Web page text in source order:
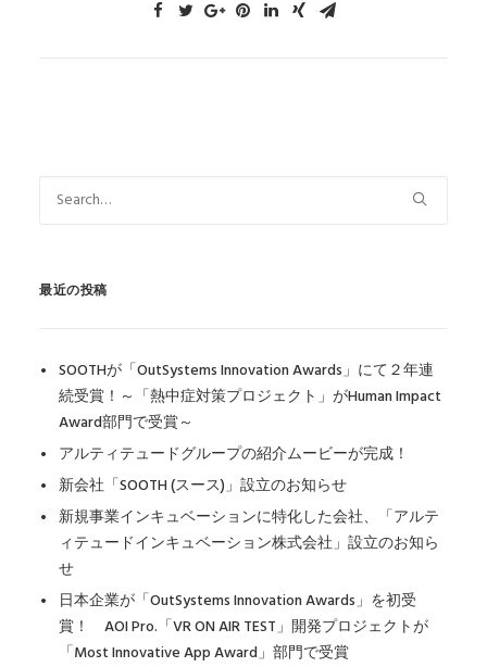
最近の投稿
SOOTHが「OutSystems Innovation Awards」にて２年連
続受賞！～「熱中症対策プロジェクト」がHuman Impact
Award部門で受賞～
アルティテュードグループの紹介ムービーが完成！
新会社「SOOTH (スース)」設立のお知らせ
新規事業インキュベーションに特化した会社、「アルテ
ィテュードインキュベーション株式会社」設立のお知ら
せ
日本企業が「OutSystems Innovation Awards」を初受
賞！ AOI Pro.「VR ON AIR TEST」開発プロジェクトが
「Most Innovative App Award」部門で受賞